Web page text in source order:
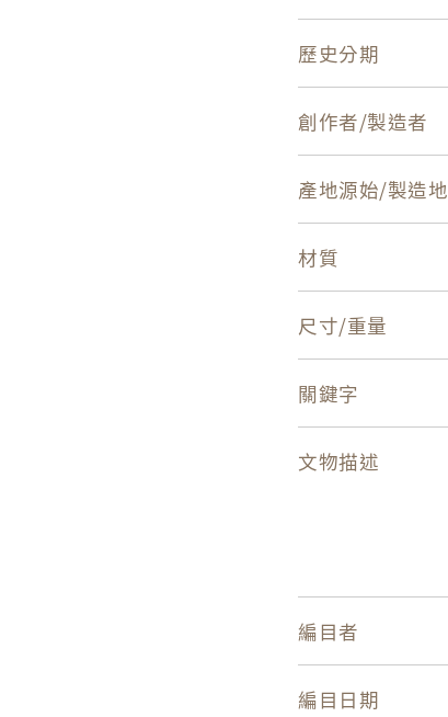
歷史分期
創作者/製造者
產地源始/製造地
材質
尺寸/重量
關鍵字
文物描述
編目者
編目日期